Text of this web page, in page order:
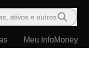
ativos e outros
Meu InfoMoney